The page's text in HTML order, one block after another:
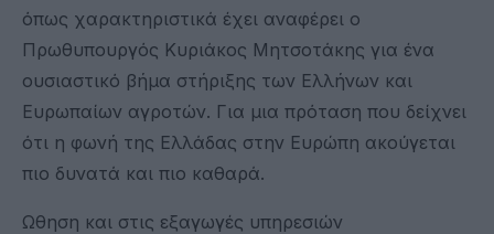
όπως χαρακτηριστικά έχει αναφέρει ο
Πρωθυπουργός Κυριάκος Μητσοτάκης για ένα
ουσιαστικό βήμα στήριξης των Ελλήνων και
Ευρωπαίων αγροτών. Για μια πρόταση που δείχνει
ότι η φωνή της Ελλάδας στην Ευρώπη ακούγεται
πιο δυνατά και πιο καθαρά.
Ωθηση και στις εξαγωγές υπηρεσιών